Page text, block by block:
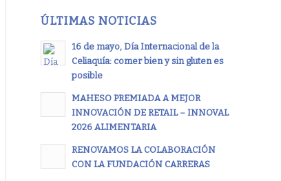
ÚLTIMAS NOTICIAS
16 de mayo, Día Internacional de la
Celiaquía: comer bien y sin gluten es
posible
MAHESO PREMIADA A MEJOR
INNOVACIÓN DE RETAIL – INNOVAL
2026 ALIMENTARIA
RENOVAMOS LA COLABORACIÓN
CON LA FUNDACIÓN CARRERAS